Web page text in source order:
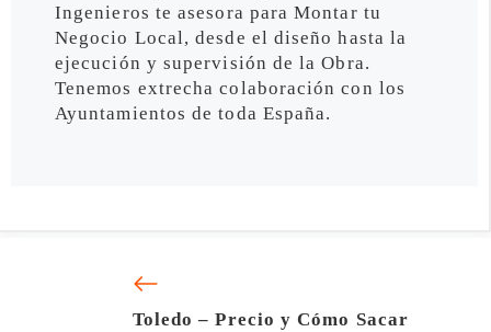
Ingenieros te asesora para Montar tu
Negocio Local, desde el diseño hasta la
ejecución y supervisión de la Obra.
Tenemos extrecha colaboración con los
Ayuntamientos de toda España.
Toledo – Precio y Cómo Sacar